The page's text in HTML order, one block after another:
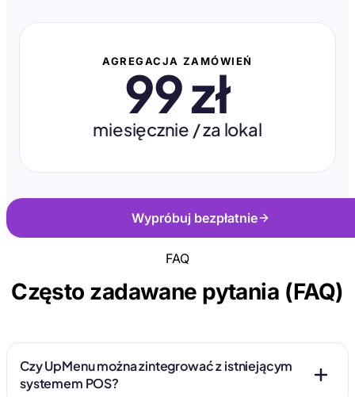
AGREGACJA ZAMÓWIEŃ
99 zł
miesięcznie / za lokal
Wypróbuj bezpłatnie
FAQ
Często zadawane pytania (FAQ)
Czy UpMenu można zintegrować z istniejącym
systemem POS?